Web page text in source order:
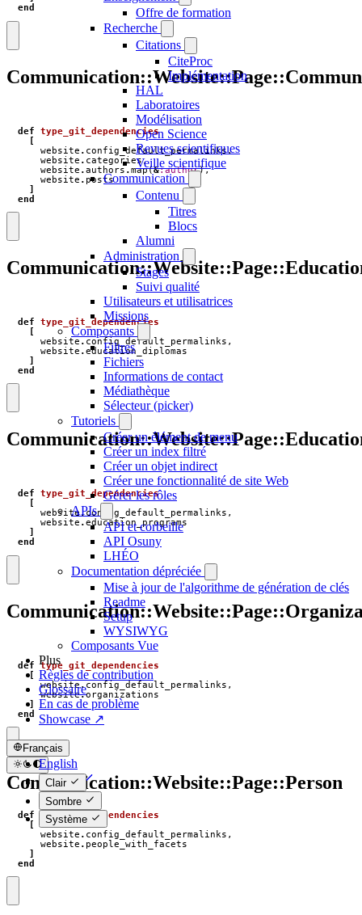
Offre de formation
Recherche
Citations
CiteProc
Implémentation
HAL
Laboratoires
Modélisation
Open Science
Revues scientifiques
Veille scientifique
Communication
Contenu
Titres
Blocs
Alumni
Administration
Stages
Suivi qualité
Utilisateurs et utilisatrices
Missions
Composants
Filtres
Fichiers
Informations de contact
Médiathèque
Sélecteur (picker)
Tutoriels
Créer un élément de menu
Créer un index filtré
Créer un objet indirect
Créer une fonctionnalité de site Web
Gérer les rôles
APIs
API et corbeille
API Osuny
LHÉO
Documentation dépréciée
Mise à jour de l'algorithme de génération de clés
Readme
Setup
WYSIWYG
Composants Vue
Plus
Règles de contribution
Glossaire
En cas de problème
Showcase ↗
Français
English
Français
Clair
Sombre
Système
end
def
type_git_dependencies
[
website . config_default_permalinks,
website . categories,
website .authors .map(&:author),
website . posts
]
end
def
type_git_dependencies
[
website . config_default_permalinks ,
website .education_diplomas
]
end
def
type_git_dependencies
[
website.config_default_permalinks ,
website .education_programs
]
end
def
type_git_dependencies
[
website . config_default_permalinks ,
website.organizations
]
end
Communication::Website::Page::Person
def
type_git_dependencies
[
website . config_default_permalinks ,
website . people_with_facets
]
end